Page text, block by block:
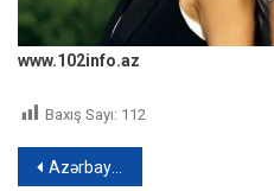
www.102info.az
Baxış Sayı: 112
Yazı
Azərbaycanlı müğənniyə hökm oxundu